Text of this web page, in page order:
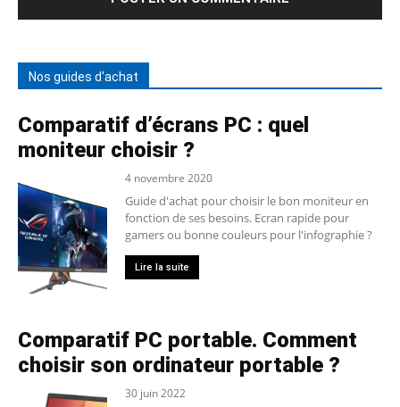
Nos guides d'achat
Comparatif d’écrans PC : quel
moniteur choisir ?
4 novembre 2020
Guide d'achat pour choisir le bon moniteur en
fonction de ses besoins. Ecran rapide pour
gamers ou bonne couleurs pour l'infographie ?
Lire la suite
Comparatif PC portable. Comment
choisir son ordinateur portable ?
30 juin 2022